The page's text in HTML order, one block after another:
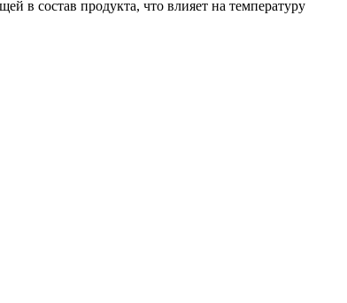
в состав продукта, что влияет на температуру